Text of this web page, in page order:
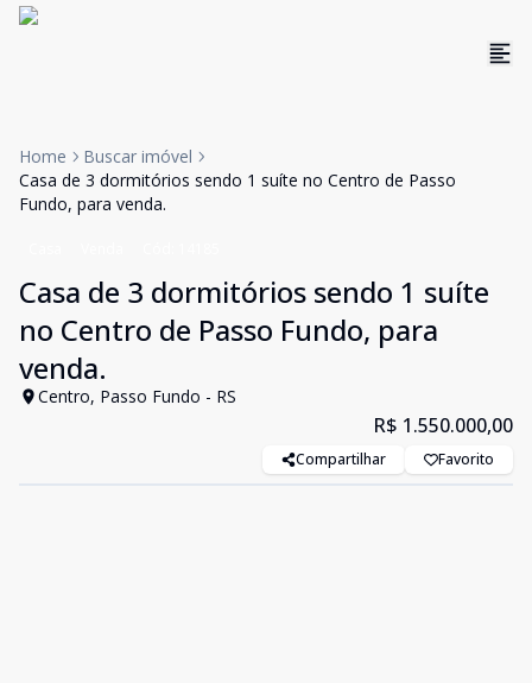
Home
Buscar imóvel
Casa de 3 dormitórios sendo 1 suíte no Centro de Passo
Fundo, para venda.
Casa de 3 dormitórios sendo 1 suíte
no Centro de Passo Fundo, para
venda.
Centro, Passo Fundo - RS
R$ 1.550.000,00
Compartilhar Favorito